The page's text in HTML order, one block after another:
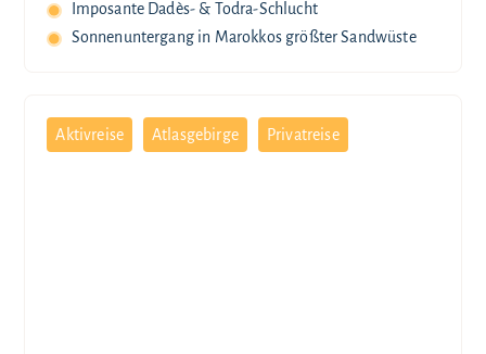
Imposante Dadès- & Todra-Schlucht
Sonnenuntergang in Marokkos größter Sandwüste
Aktivreise Atlasgebirge Privatreise